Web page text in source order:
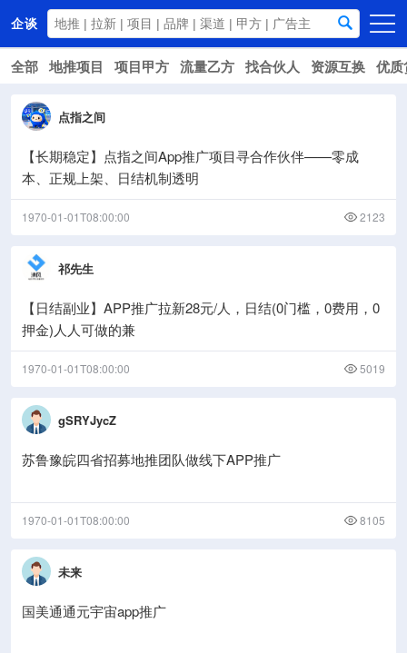
企谈
首页
商务资源
资讯动态
关于我们
全部 地推项目 项目甲方 流量乙方 找合伙人 资源互换 优
点指之间
【长期稳定】点指之间App推广项目寻合作伙伴——零成
本、正规上架、日结机制透明
1970-01-01T08:00:00 2123
祁先生
【日结副业】APP推广拉新28元/人，日结(0门槛，0费用，0
押金)人人可做的兼
1970-01-01T08:00:00 5019
gSRYJycZ
苏鲁豫皖四省招募地推团队做线下APP推广
1970-01-01T08:00:00 8105
未来
国美通通元宇宙app推广